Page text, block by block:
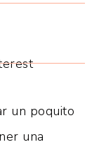
un poquito
una